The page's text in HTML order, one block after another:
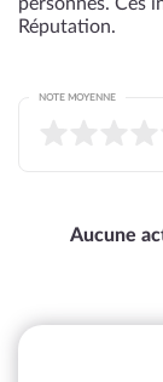
Réputation.
NOTE MOYENNE
Aucune